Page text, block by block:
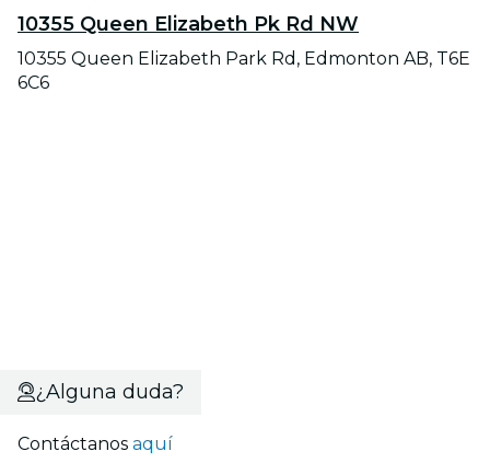
10355 Queen Elizabeth Pk Rd NW
10355 Queen Elizabeth Park Rd, Edmonton AB, T6E
6C6
¿Alguna duda?
Contáctanos aquí